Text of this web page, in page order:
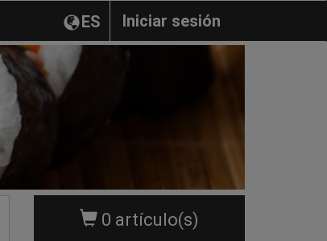
Iniciar sesión
ES
0 artículo(s)